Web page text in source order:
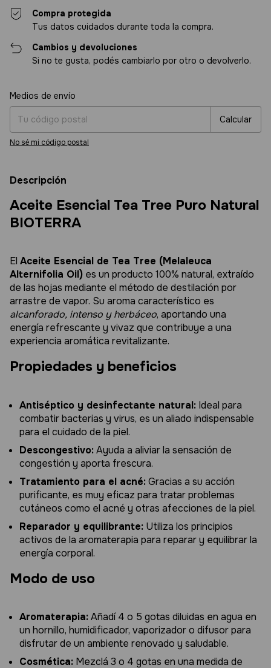
Compra protegida
Tus datos cuidados durante toda la compra.
Cambios y devoluciones
Si no te gusta, podés cambiarlo por otro o devolverlo.
Entregas para el CP:
Medios de envío
Calcular
No sé mi código postal
Descripción
Aceite Esencial Tea Tree Puro Natural
BIOTERRA
El Aceite Esencial de Tea Tree (Melaleuca
Alternifolia Oil) es un producto 100% natural, extraído
de las hojas mediante el método de destilación por
arrastre de vapor. Su aroma característico es
alcanforado, intenso y herbáceo, aportando una
energía refrescante y vivaz que contribuye a una
experiencia aromática revitalizante.
Propiedades y beneficios
Antiséptico y desinfectante natural: Ideal para
combatir bacterias y virus, es un aliado indispensable
para el cuidado de la piel.
Descongestivo:Ayuda a aliviar la sensación de
congestión y aporta frescura.
Tratamiento para el acné:Gracias a su acción
purificante, es muy eficaz para tratar problemas
cutáneos como el acné y otras afecciones de la piel.
Reparador y equilibrante: Utiliza los principios
activos de la aromaterapia para reparar y equilibrar la
energía corporal.
Modo de uso
Aromaterapia:Añadí 4 o 5 gotas diluidas en agua en
un hornillo, humidificador, vaporizador o difusor para
disfrutar de un ambiente renovado y saludable.
Cosmética: Mezclá 3 o 4 gotas en una medida de